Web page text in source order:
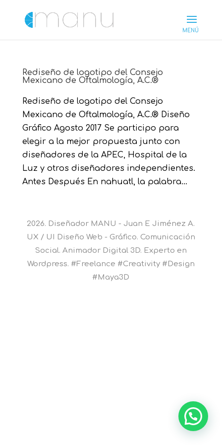
Rediseño de logotipo del Consejo
Mexicano de Oftalmología, A.C.®
Rediseño de logotipo del Consejo
Mexicano de Oftalmología, A.C.® Diseño
Gráfico Agosto 2017 Se participo para
elegir a la mejor propuesta junto con
diseñadores de la APEC, Hospital de la
Luz y otros diseñadores independientes.
Antes Después En nahuatl, la palabra...
2026. Diseñador MANU - Juan E Jiménez A.
UX / UI Diseño Web - Gráfico. Comunicación
Social. Animador Digital 3D. Experto en
Wordpress. #Freelance #Creativity #Design
#Maya3D